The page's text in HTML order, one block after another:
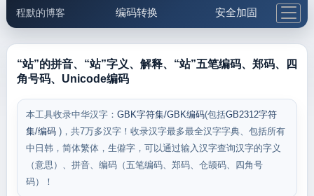
程默的博客 编码转换 安全加固
邮件工具 生活便民 更多工具
“站”的拼音、“站”字义、解释、“站”五笔编码、郑码、四
角号码、Unicode编码
本工具收录中华汉字： GBK字符集/GBK编码(包括GB2312字符
集/编码 )，共7万多汉字！收录汉字最多最全汉字字典、包括所有
中日韩，简体繁体，生僻字，可以通过输入汉字查询汉字的字义
（意思）、拼音、编码（五笔编码、郑码、仓颉码、四角号
码）！